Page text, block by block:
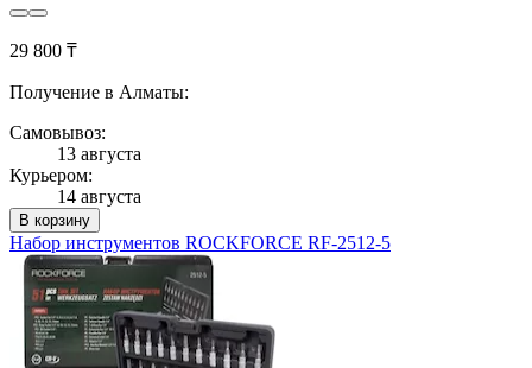
29 800 ₸
Получение в Алматы:
Самовывоз:
13 августа
Курьером:
14 августа
В корзину
Набор инструментов ROCKFORCE RF-2512-5